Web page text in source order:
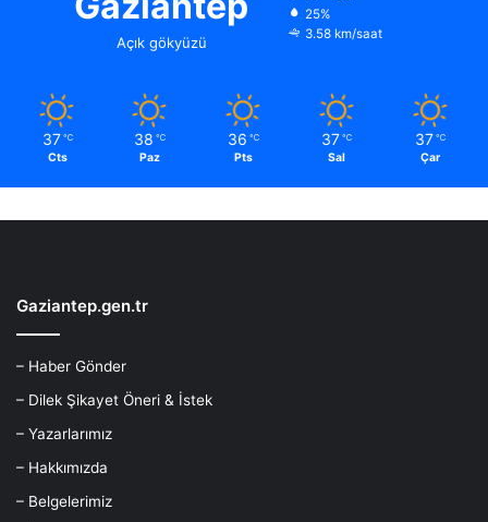
Açık gökyüzü
25%
3.58 km/saat
37 ℃
Cts
38 ℃
Paz
36 ℃
Pts
37 ℃
Sal
37 ℃
Çar
Gaziantep.gen.tr
– Haber Gönder
– Dilek Şikayet Öneri & İstek
– Yazarlarımız
– Hakkımızda
– Belgelerimiz